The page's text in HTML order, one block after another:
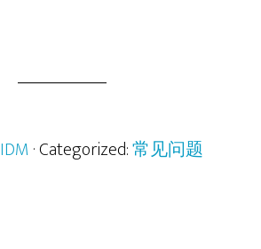
IDM · Categorized:常见问题